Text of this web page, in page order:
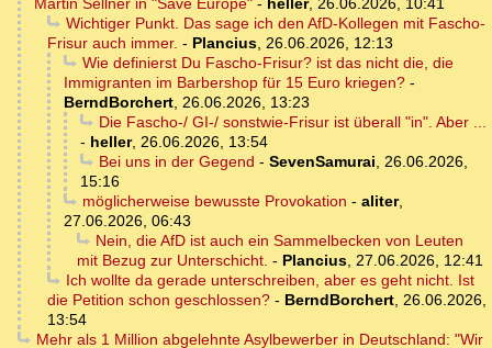
Martin Sellner in "Save Europe" - heller, 26.06.2026, 10:41
Wichtiger Punkt. Das sage ich den AfD-Kollegen mit Fascho-
Frisur auch immer. - Plancius, 26.06.2026, 12:13
Wie definierst Du Fascho-Frisur? ist das nicht die, die
Immigranten im Barbershop für 15 Euro kriegen? -
BerndBorchert, 26.06.2026, 13:23
Die Fascho-/ GI-/ sonstwie-Frisur ist überall "in". Aber ...
- heller, 26.06.2026, 13:54
Bei uns in der Gegend - SevenSamurai, 26.06.2026,
15:16
möglicherweise bewusste Provokation - aliter,
27.06.2026, 06:43
Nein, die AfD ist auch ein Sammelbecken von Leuten
mit Bezug zur Unterschicht. - Plancius, 27.06.2026, 12:41
Ich wollte da gerade unterschreiben, aber es geht nicht. Ist
die Petition schon geschlossen? - BerndBorchert, 26.06.2026,
13:54
Mehr als 1 Million abgelehnte Asylbewerber in Deutschland: "Wir